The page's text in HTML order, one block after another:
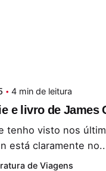
4 min de leitura
e livro de James
tenho visto nos
está claramente
de Viagens